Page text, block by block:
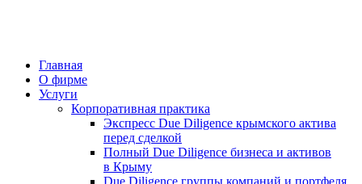
Главная
О фирме
Услуги
Корпоративная практика
Экспресс Due Diligence крымского актива
перед сделкой
Полный Due Diligence бизнеса и активов
в Крыму
Due Diligence группы компаний и портфеля